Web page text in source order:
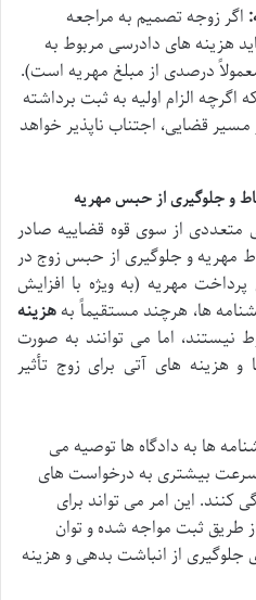
اگر زوجه تصمیم به مراجعه
هزینه های دادرسی مربوط به
درصدی از مبلغ مهریه است).
الزام اولیه به ثبت برداشته
قضایی، اجتناب ناپذیر خواهد
و جلوگیری از حبس مهریه
متعددی از سوی قوه قضاییه صادر
مهریه و جلوگیری از حبس زوج در
مهریه (به ویژه با افزایش
ها، هرچند مستقیماً بههزینه
نیستند، اما می توانند به صورت
هزینه های آتی برای زوج تأثیر
ها به دادگاه ها توصیه می
سرعت بیشتری به درخواست های
این امر می تواند برای
طریق ثبت مواجه شده و توان
جلوگیری از انباشت بدهی و هزینه